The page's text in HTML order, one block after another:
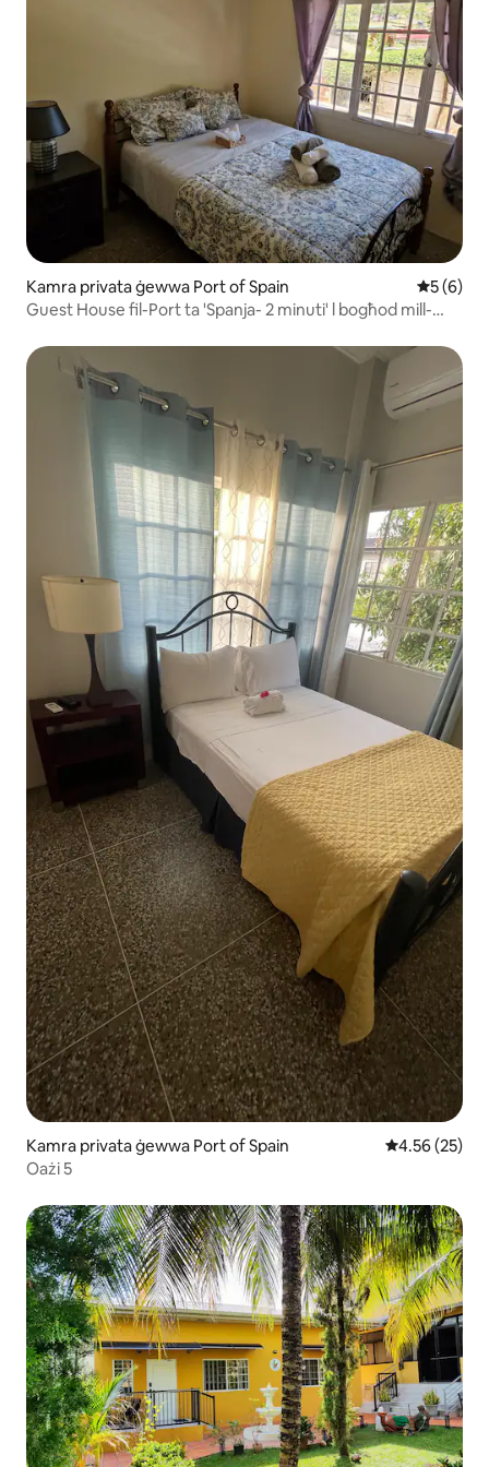
Kamra privata ġewwa Port of Spain Rating
5 (6)
Guest House fil-Port ta 'Spanja- 2 minuti' l bogħod mill-
Kamra privata ġewwa Port of Spain Rating
4.56 (25)
Oażi 5